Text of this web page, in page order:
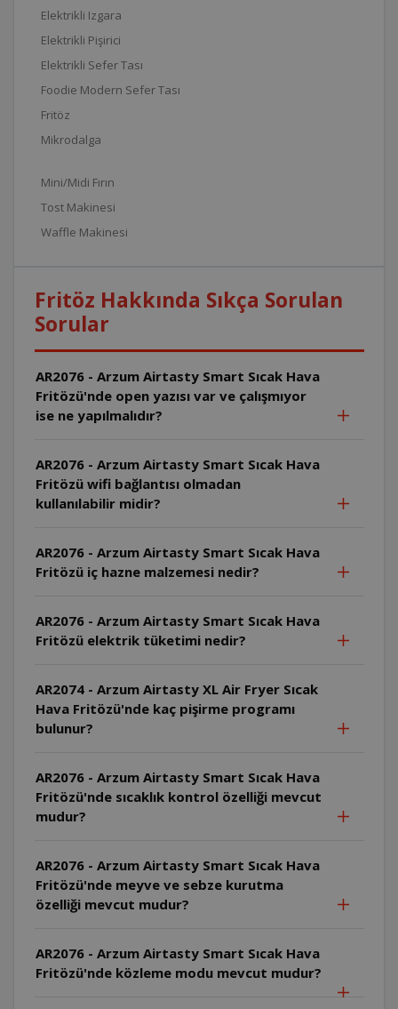
Elektrikli Izgara
Elektrikli Pişirici
Elektrikli Sefer Tası
Foodie Modern Sefer Tası
Fritöz
Mikrodalga
Mini/Midi Fırın
Tost Makinesi
Waffle Makinesi
Fritöz Hakkında Sıkça Sorulan
Sorular
AR2076 - Arzum Airtasty Smart Sıcak Hava
Fritözü'nde open yazısı var ve çalışmıyor
ise ne yapılmalıdır?
AR2076 - Arzum Airtasty Smart Sıcak Hava
Fritözü wifi bağlantısı olmadan
kullanılabilir midir?
AR2076 - Arzum Airtasty Smart Sıcak Hava
Fritözü iç hazne malzemesi nedir?
AR2076 - Arzum Airtasty Smart Sıcak Hava
Fritözü elektrik tüketimi nedir?
AR2074 - Arzum Airtasty XL Air Fryer Sıcak
Hava Fritözü'nde kaç pişirme programı
bulunur?
AR2076 - Arzum Airtasty Smart Sıcak Hava
Fritözü'nde sıcaklık kontrol özelliği mevcut
mudur?
AR2076 - Arzum Airtasty Smart Sıcak Hava
Fritözü'nde meyve ve sebze kurutma
özelliği mevcut mudur?
AR2076 - Arzum Airtasty Smart Sıcak Hava
Fritözü'nde közleme modu mevcut mudur?